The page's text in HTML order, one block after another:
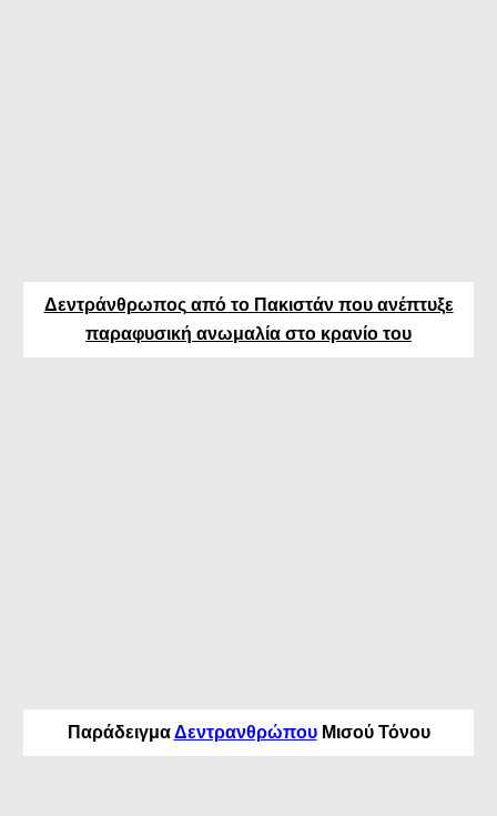
Δεντράνθρωποςαπό το Πακιστάν που ανέπτυξε
παραφυσική ανωμαλία στο κρανίο του
ΠαράδειγμαΔεντρανθρώπουΜισού Τόνου